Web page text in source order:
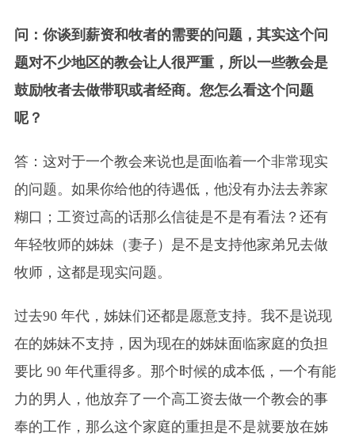
问：你谈到薪资和牧者的需要的问题，其实这个问
题对不少地区的教会让人很严重，所以一些教会是
鼓励牧者去做带职或者经商。您怎么看这个问题
呢？
答：这对于一个教会来说也是面临着一个非常现实
的问题。如果你给他的待遇低，他没有办法去养家
糊口；工资过高的话那么信徒是不是有看法？还有
年轻牧师的姊妹（妻子）是不是支持他家弟兄去做
牧师，这都是现实问题。
过去90 年代，姊妹们还都是愿意支持。我不是说现
在的姊妹不支持，因为现在的姊妹面临家庭的负担
要比 90 年代重得多。那个时候的成本低，一个有能
力的男人，他放弃了一个高工资去做一个教会的事
奉的工作，那么这个家庭的重担是不是就要放在姊